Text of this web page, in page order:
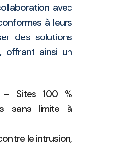
avec
à leurs
des solutions
offrant ainsi un
– Sites 100 %
sans limite à
le intrusion,